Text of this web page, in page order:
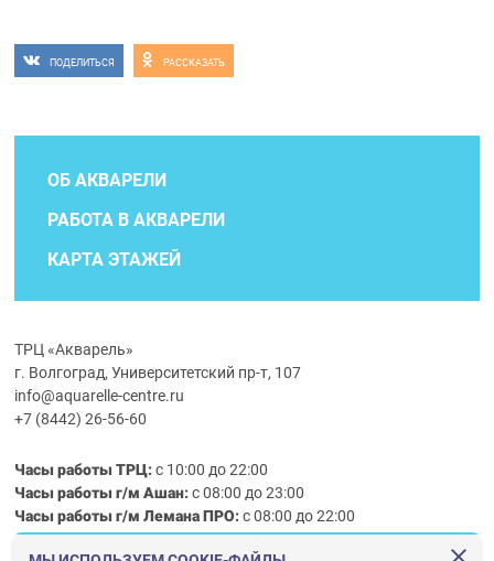
ПОДЕЛИТЬСЯ РАССКАЗАТЬ
ОБ АКВАРЕЛИ
РАБОТА В АКВАРЕЛИ
КАРТА ЭТАЖЕЙ
ТРЦ «Акварель»
г. Волгоград, Университетский пр-т, 107
info@aquarelle-centre.ru
+7 (8442) 26-56-60
Часы работы ТРЦ:с 10:00 до 22:00
Часы работы г/м Ашан:с 08:00 до 23:00
Часы работыг/мЛемана ПРО:с 08:00 до 22:00